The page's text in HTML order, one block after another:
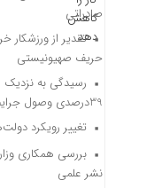
صادراتی
تقدیر از ورزشکار
حریف صهیونیستی
39درصدی وصول جرایم
تغییر رویکرد
بررسی همکاری
نشر علمی